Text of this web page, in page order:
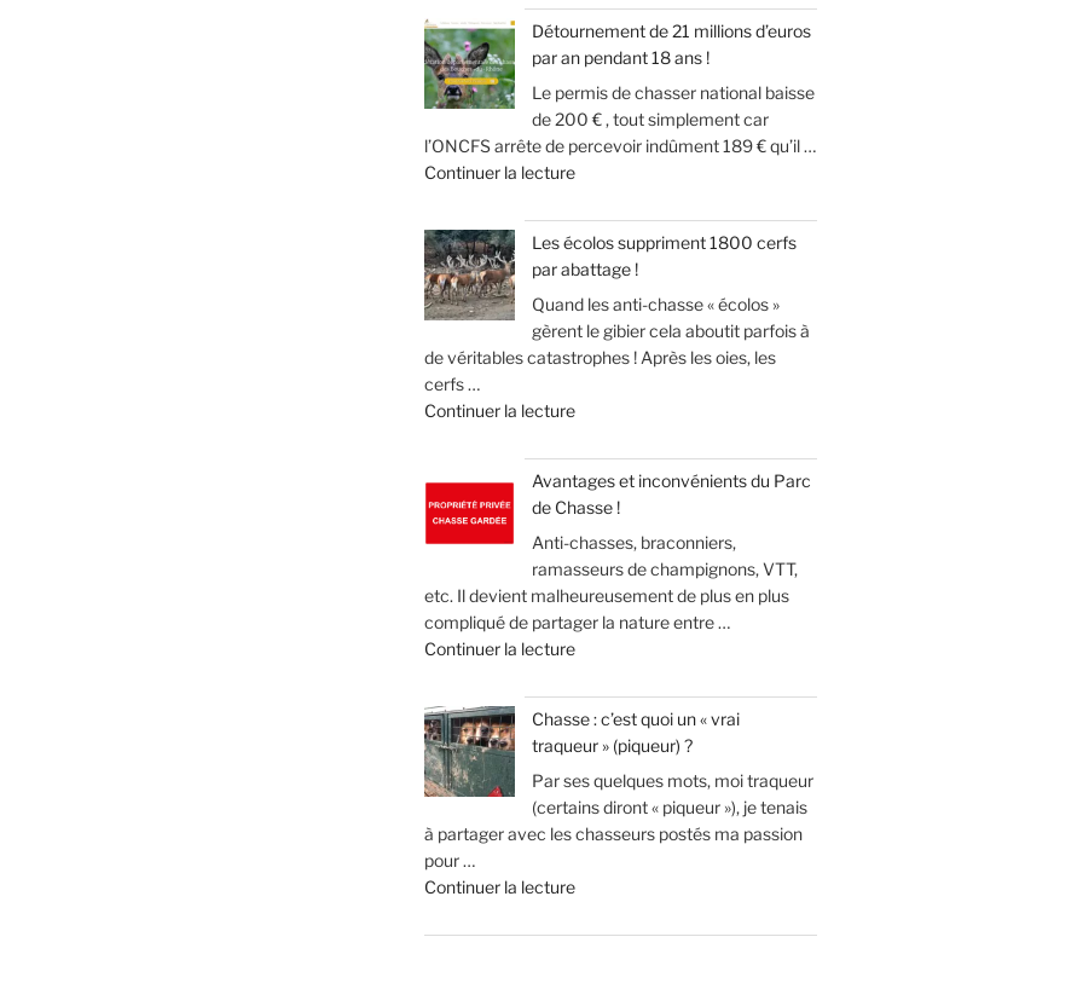
chasses
le
sanglier,
mais
le
connais
tu
? »
Détournement de 21 millions d’euros
par an pendant 18 ans !
Le permis de chasser national baisse
de 200 € , tout simplement car
l’ONCFS arrête de percevoir indûment 189 € qu’il …
Continuer la lecturede
de
21
millions
d’euros
par
an
18
! »
Les écolos suppriment 1800 cerfs
par abattage !
Quand les anti-chasse « écolos »
gèrent le gibier cela aboutit parfois à
de véritables catastrophes ! Après les oies, les
cerfs …
Continuer la lecturede
écolos
suppriment
1800
cerfs
par
abattage
! »
Avantages et inconvénients du Parc
de Chasse !
Anti-chasses, braconniers,
ramasseurs de champignons, VTT,
etc. Il devient malheureusement de plus en plus
compliqué de partager la nature entre …
Continuer la lecturede
et
inconvénients
du
Parc
de
Chasse
Chasse : c’est quoi un « vrai
traqueur » (piqueur) ?
Par ses quelques mots, moi traqueur
(certains diront « piqueur »), je tenais
à partager avec les chasseurs postés ma passion
pour …
Continuer la lecturede
: